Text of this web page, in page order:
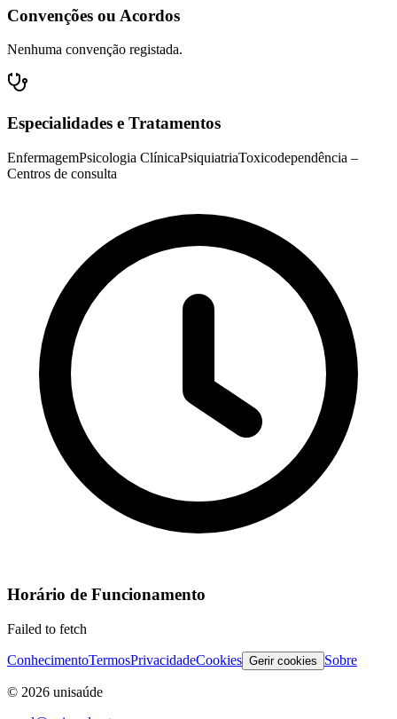
Convenções ou Acordos
Nenhuma convenção registada.
Especialidades e Tratamentos
EnfermagemPsicologia ClínicaPsiquiatriaToxicodependência –
Centros de consulta
Horário de Funcionamento
Failed to fetch
ConhecimentoTermosPrivacidadeCookies Gerir cookies Sobre
© 2026 unisaúde